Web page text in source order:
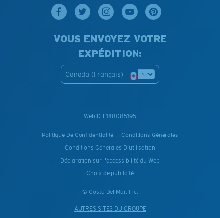
VOUS ENVOYEZ VOTRE
EXPÉDITION:
Canada (Français)
WebID #188085195
Politique De Confidentialité
Conditions Générales
Conditions Generales D’utilisation
Déclaration sur l'accessibilité du Web
Choix de publicité
© Costa Del Mar, Inc.
AUTRES SITES DU GROUPE